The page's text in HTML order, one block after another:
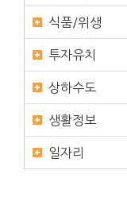
식품/위생
투자유치
상하수도
생활정보
일자리